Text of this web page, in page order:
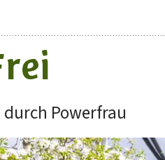
Powerfrau